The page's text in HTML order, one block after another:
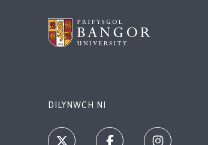
DILYNWCH NI